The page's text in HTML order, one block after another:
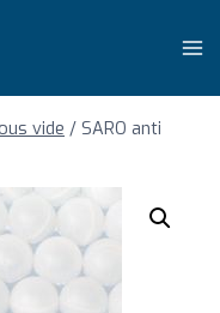
vide / SARO anti